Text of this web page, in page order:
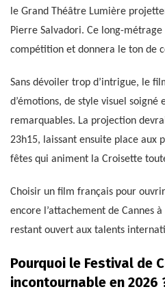
le Grand Théâtre Lumière
Pierre Salvadori. Ce long-
compétition et donnera le ton de
Sans dévoiler trop d’intrigue, le
d’émotions, de style visuel soigné
remarquables. La projection
23h15, laissant ensuite place aux
fêtes qui animent la Croisette
Choisir un film français pour
encore l’attachement de Cannes
restant ouvert aux talents
Pourquoi le Festival de
incontournable en 2026